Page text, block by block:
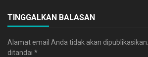
TINGGALKAN BALASAN
Alamat email Anda tidak akan dipublikasikan.
ditandai *